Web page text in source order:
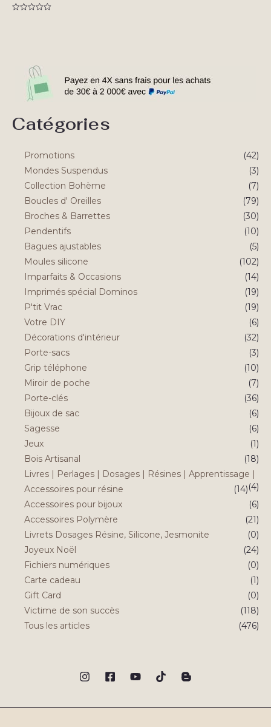
Catégories
Promotions
(42)
Mondes Suspendus
(3)
Collection Bohème
(7)
Boucles d' Oreilles
(79)
Broches & Barrettes
(30)
Pendentifs
(10)
Bagues ajustables
(5)
Moules silicone
(102)
Imparfaits & Occasions
(14)
Imprimés spécial Dominos
(19)
P'tit Vrac
(19)
Votre DIY
(6)
Décorations d'intérieur
(32)
Porte-sacs
(3)
Grip téléphone
(10)
Miroir de poche
(7)
Porte-clés
(36)
Bijoux de sac
(6)
Sagesse
(6)
Jeux
(1)
Bois Artisanal
(18)
Livres | Perlages | Dosages | Résines | Apprentissage |
(4)
Accessoires pour résine
(14)
Accessoires pour bijoux
(6)
Accessoires Polymère
(21)
Livrets Dosages Résine, Silicone, Jesmonite
(0)
Joyeux Noël
(24)
Fichiers numériques
(0)
Carte cadeau
(1)
Gift Card
(0)
Victime de son succès
(118)
Tous les articles
(476)